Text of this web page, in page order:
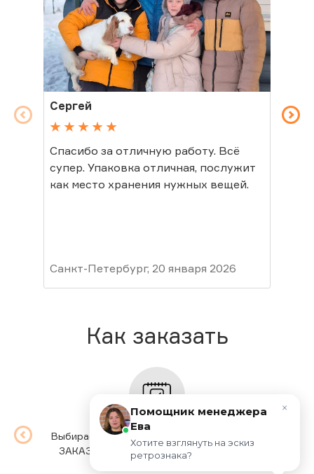
Сергей
Спасибо за отличную работу. Всё
супер. Упаковка отличная, послужит
как место хранения нужных вещей.
Санкт-Петербург, 20 января 2026
Как заказать
Выбираете товар, выбираете опции, жмете
ЗАКАЗАТЬ. Заполняете простую форму.
Помощник менеджера
Ева
Хотите взглянуть на эскиз
ретрознака?
×